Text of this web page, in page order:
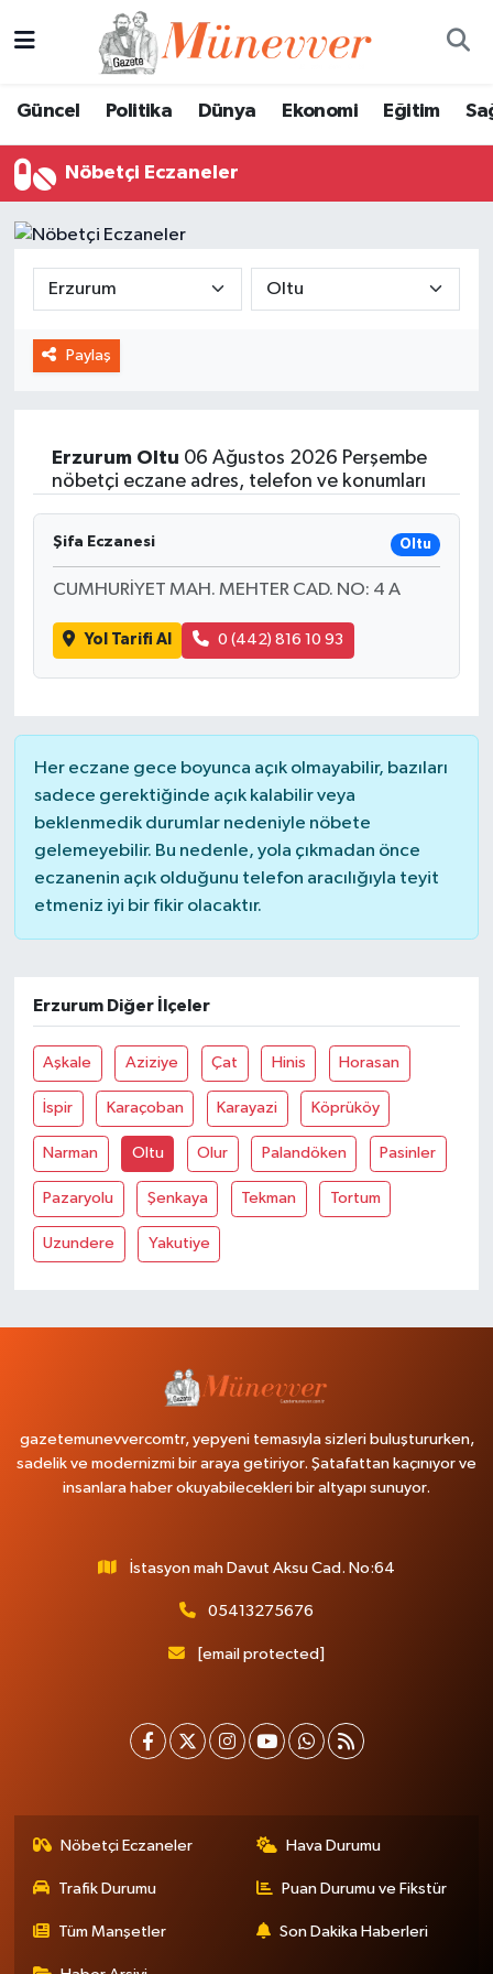
Güncel Politika Dünya Ekonomi Eğitim
Nöbetçi Eczaneler
Paylaş
Erzurum Oltu 06 Ağustos 2026 Perşembe
nöbetçi eczane adres, telefon ve konumları
Şifa Eczanesi Oltu
CUMHURİYET MAH. MEHTER CAD. NO: 4 A
Yol Tarifi Al 0 (442) 816 10 93
Her eczane gece boyunca açık olmayabilir, bazıları
sadece gerektiğinde açık kalabilir veya
beklenmedik durumlar nedeniyle nöbete
gelemeyebilir. Bu nedenle, yola çıkmadan önce
eczanenin açık olduğunu telefon aracılığıyla teyit
etmeniz iyi bir fikir olacaktır.
Erzurum Diğer İlçeler
Aşkale Aziziye Çat Hinis Horasan
İspir Karaçoban Karayazi Köprüköy
Narman Oltu Olur Palandöken Pasinler
Pazaryolu Şenkaya Tekman Tortum
Uzundere Yakutiye
gazetemunevvercomtr, yepyeni temasıyla sizleri buluştururken,
sadelik ve modernizmi bir araya getiriyor. Şatafattan kaçınıyor ve
insanlara haber okuyabilecekleri bir altyapı sunuyor.
İstasyon mah Davut Aksu Cad. No:64
05413275676
[email protected]
Nöbetçi Eczaneler Hava Durumu
Trafik Durumu Puan Durumu ve Fikstür
Tüm Manşetler Son Dakika Haberleri
Eğitim
Sağlık
Spor
Tüm Manşetler
Son Dakika Haberleri